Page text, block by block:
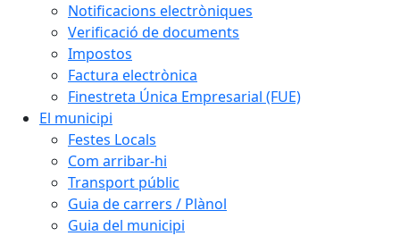
Notificacions electròniques
Verificació de documents
Impostos
Factura electrònica
Finestreta Única Empresarial (FUE)
El municipi
Festes Locals
Com arribar-hi
Transport públic
Guia de carrers / Plànol
Guia del municipi